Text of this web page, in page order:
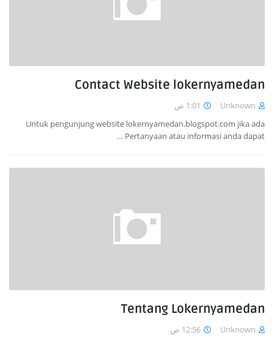
Contact Website lokernyamedan
Unknown
1:01 ص
Untuk pengunjung website lokernyamedan.blogspot.com jika ada
Pertanyaan atau informasi anda dapat …
Tentang Lokernyamedan
Unknown 12:56 ص